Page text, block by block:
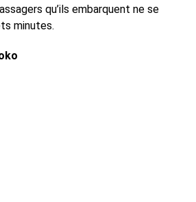
qu’ils embarquent ne se
minutes.